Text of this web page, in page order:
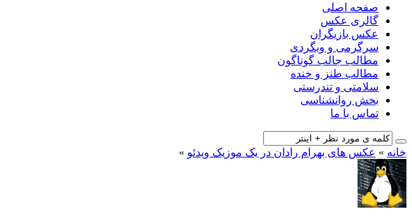
صفحه اصلی
گالری عکس
عکس بازیگران
سرگرمی و وبگردی
مطالب جالب گوناگون
مطالب طنز و خنده
سلامتی و تندرستی
بخش روانشناسی
تماس با ما
خانه » عکس های بهرام رادان در یک موزیک ویدئو »